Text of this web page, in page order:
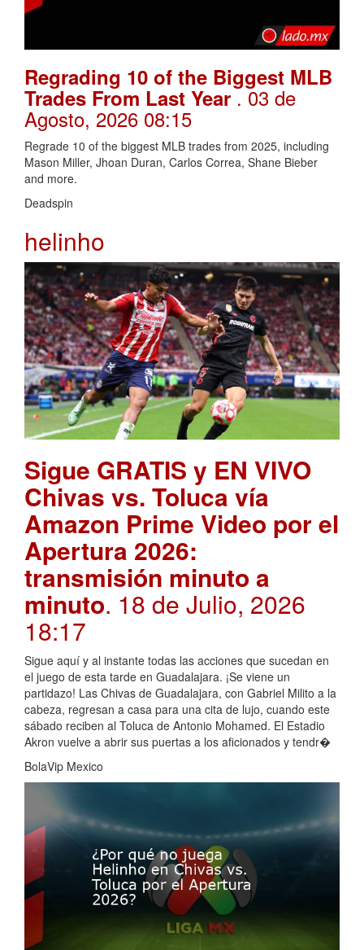
Regrading 10 of the Biggest MLB
Trades From Last Year. 03 de
Agosto, 2026 08:15
Regrade 10 of the biggest MLB trades from 2025, including
Mason Miller, Jhoan Duran, Carlos Correa, Shane Bieber
and more.
Deadspin
helinho
Sigue GRATIS y EN VIVO
Chivas vs. Toluca vía
Amazon Prime Video por el
Apertura 2026:
transmisión minuto a
minuto. 18 de Julio, 2026
18:17
Sigue aquí y al instante todas las acciones que sucedan en
el juego de esta tarde en Guadalajara. ¡Se viene un
partidazo! Las Chivas de Guadalajara, con Gabriel Milito a la
cabeza, regresan a casa para una cita de lujo, cuando este
sábado reciben al Toluca de Antonio Mohamed. El Estadio
Akron vuelve a abrir sus puertas a los aficionados y tendr�
BolaVip Mexico